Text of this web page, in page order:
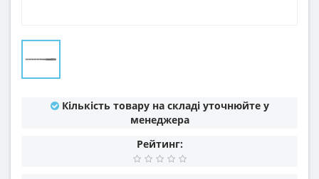
Кількість товару на складі уточнюйте у
менеджера
Рейтинг: